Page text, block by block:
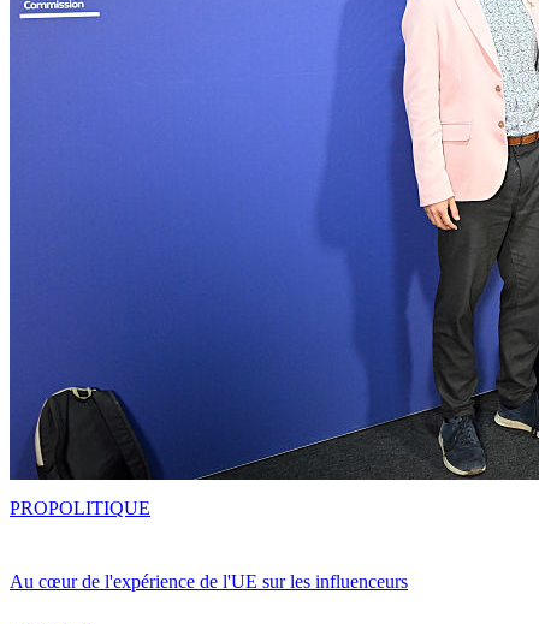
Au cœur de l'expérience de l'UE sur les influenceurs
PROPOLITIQUE